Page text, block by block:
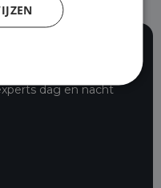
dag en nacht